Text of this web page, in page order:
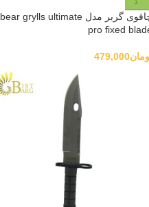
چاقوی گربر مدل bear grylls ultimate
pro fixed
479,000